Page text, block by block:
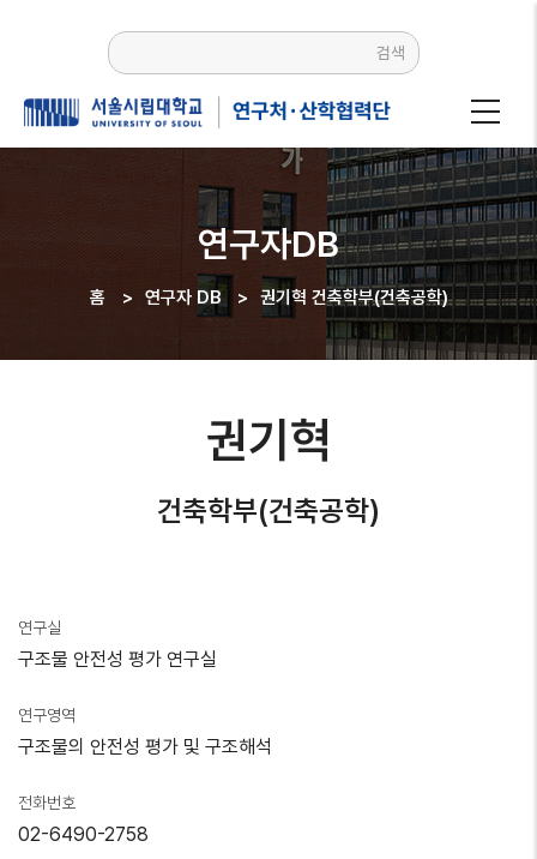
검색
연구자DB
경로
홈 > 연구자 DB > 권기혁 건축학부(건축공학)
권기혁
건축학부(건축공학)
연구실
구조물 안전성 평가 연구실
연구영역
구조물의 안전성 평가 및 구조해석
전화번호
02-6490-2758